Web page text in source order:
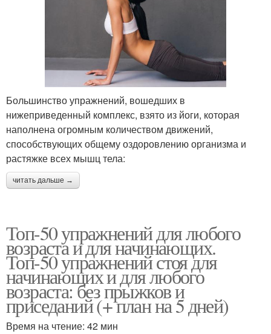
Большинство упражнений, вошедших в
нижеприведенный комплекс, взято из йоги, которая
наполнена огромным количеством движений,
способствующих общему оздоровлению организма и
растяжке всех мышц тела:
читать дальше →
Топ-50 упражнений для любого
возраста и для начинающих.
Топ-50 упражнений стоя для
начинающих и для любого
возраста: без прыжков и
приседаний (+ план на 5 дней)
Время на чтение: 42 мин